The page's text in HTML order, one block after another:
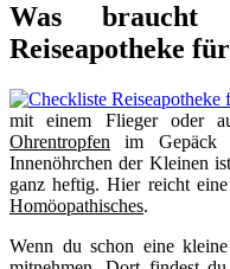
Was
Reiseapotheke
mit einem Flieger oder
Ohrentropfen im Gepäck
Innenöhrchen der Kleinen
ganz heftig. Hier reicht
Homöopathisches.
Wenn du schon eine